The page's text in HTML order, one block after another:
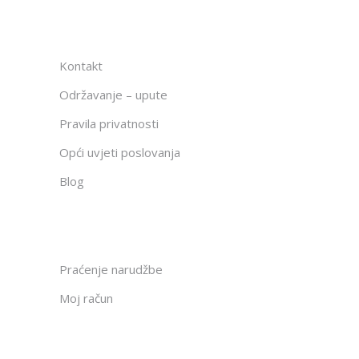
Kontakt
Održavanje – upute
Pravila privatnosti
Opći uvjeti poslovanja
Blog
Praćenje narudžbe
Moj račun